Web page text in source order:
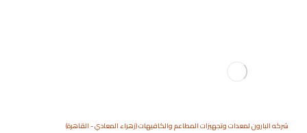
شركه البارون لمعدات وتجهيزات المطاعم والكافيهات (زهراء المعادي - القاهرة)